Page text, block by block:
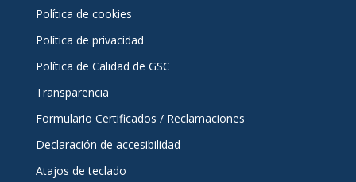
Política de cookies
Política de privacidad
Política de Calidad de GSC
Transparencia
Formulario Certificados / Reclamaciones
Declaración de accesibilidad
Atajos de teclado